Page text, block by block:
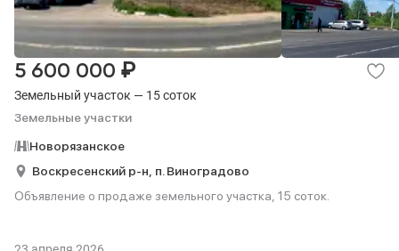
Земельный участок — 15 соток
Земельные участки
5 600 000 ₽
Новорязанское
Воскресенский р-н, п. Виноградово
Объявление о продаже земельного участка, 15 соток.